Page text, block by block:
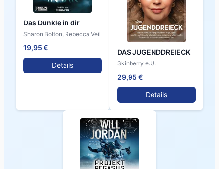
Das Dunkle in dir
Sharon Bolton, Rebecca Veil
19,95 €
Details
DAS JUGENDDREIECK
Skinberry e.U.
29,95 €
Details